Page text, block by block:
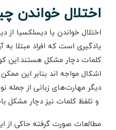
اختلال خواندن
اختلال خواندن یا دیسلکسیا از
یادگیری است که افراد مبتلا به
کلمات دچار مشکل هستند.این
اشکال مواجه اند بنابر این
دیگر مهارت‌های زبانی از
و تلفظ کلمات نیز دچار مشکل